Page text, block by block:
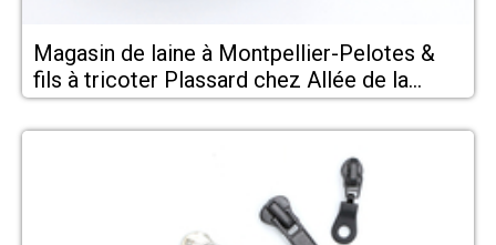
Magasin de laine à Montpellier-Pelotes &
fils à tricoter Plassard chez Allée de la
Mercerie